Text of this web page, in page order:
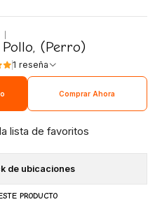
(Perro)
1 reseña
Comprar Ahora
lista de favoritos
de ubicaciones
PRODUCTO